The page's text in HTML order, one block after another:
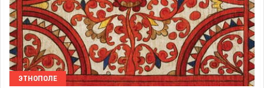
ЭТНОПОЛЕ